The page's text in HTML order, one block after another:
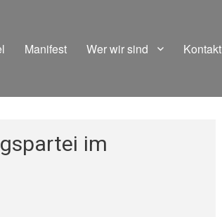
Manifest Wer wir sind Kontakt
im